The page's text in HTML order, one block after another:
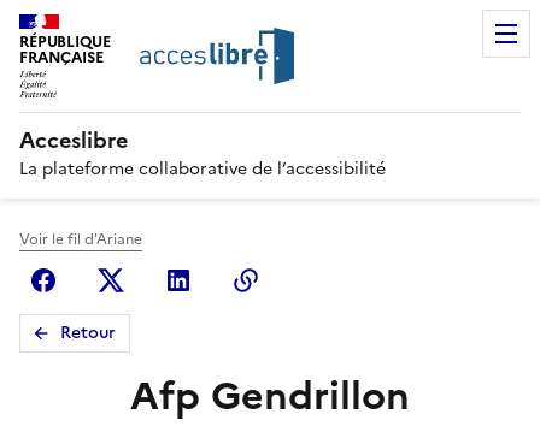
RÉPUBLIQUE
FRANÇAISE
Acceslibre
La plateforme collaborative de l’accessibilité
Voir le fil d'Ariane
FacebookX (anciennement Twitter)
Linkedin
Retour
Afp Gendrillon